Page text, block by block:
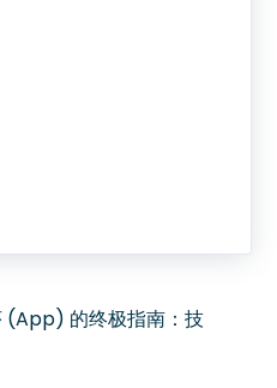
(App) 的终极指南：技